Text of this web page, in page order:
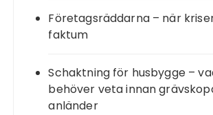
Företagsräddarna – när
faktum
Schaktning för husbygge –
behöver veta innan
anländer